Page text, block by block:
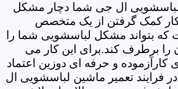
ال جی شما دچار مشکل
کمک گرفتن از یک متخصص
بتواند مشکل لباسشویی شما را
را برطرف کند.برای این کار می
کارآزموده و حرفه ای دوزین اعتماد
فرایند تعمیر ماشین لباسشویی ال